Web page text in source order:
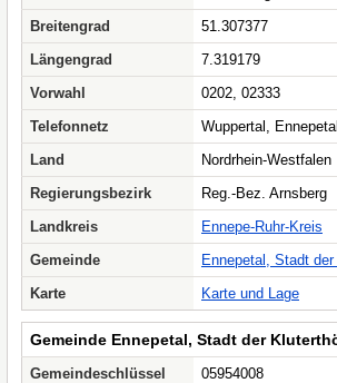
Breitengrad
51.307377
Längengrad
7.319179
Vorwahl
0202, 02333
Telefonnetz
Wuppertal, Ennepetal
Land
Nordrhein-Westfalen
Regierungsbezirk
Reg.-Bez. Arnsberg
Landkreis
Ennepe-Ruhr-Kreis
Gemeinde
Ennepetal, Stadt
Karte
Karte und Lage
Gemeinde Ennepetal, Stadt der
Gemeindeschlüssel
05954008